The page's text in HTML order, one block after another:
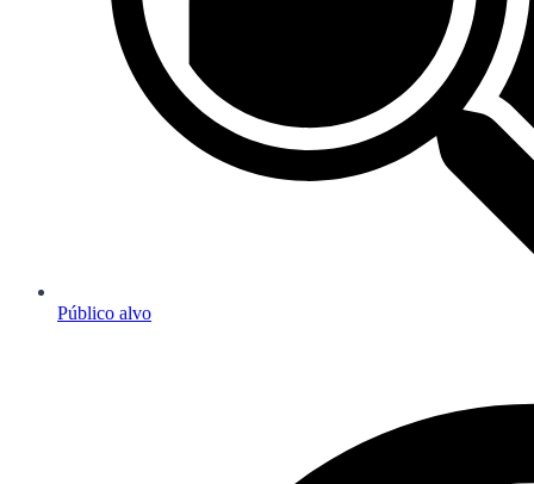
Público alvo